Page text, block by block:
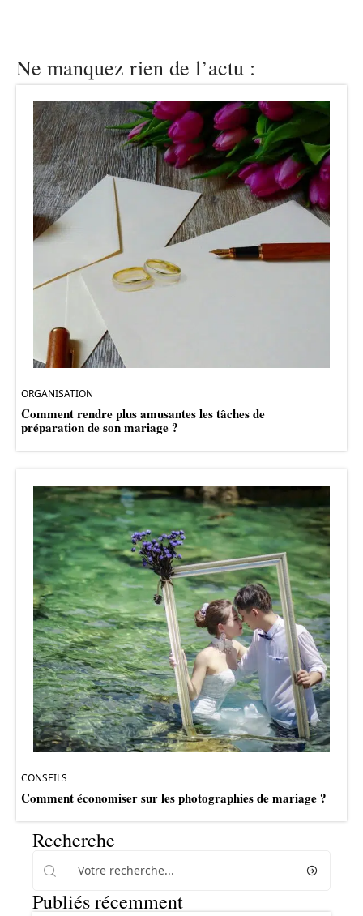
Ne manquez rien de l’actu :
ORGANISATION
Comment rendre plus amusantes les tâches de
préparation de son mariage ?
CONSEILS
Comment économiser sur les photographies de mariage ?
Recherche
Publiés récemment